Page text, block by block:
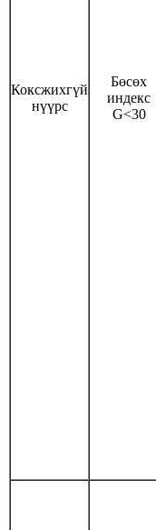
Коксжихгүй
нүүрс
Бөсөх
индекс
G<30